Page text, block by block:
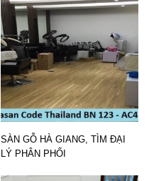
SÀN GỖ HÀ GIANG, TÌM ĐẠI
LÝ PHÂN PHỐI